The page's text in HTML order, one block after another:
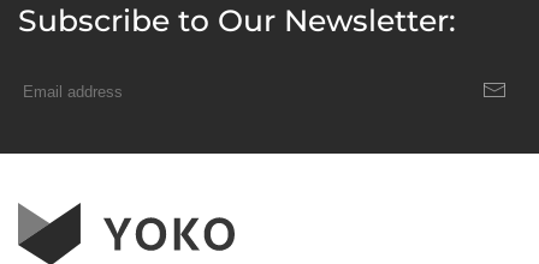
Subscribe to Our Newsletter: